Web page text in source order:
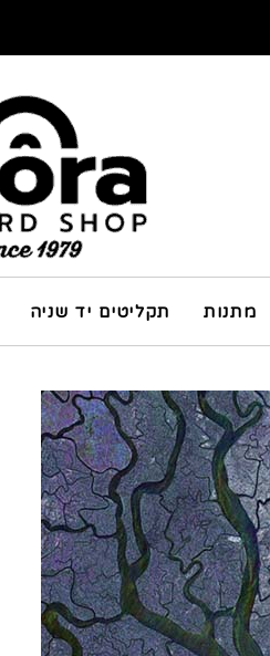
מתנות תקליטים יד שניה